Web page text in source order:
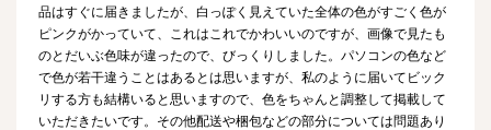
品はすぐに届きましたが、白っぽく見えていた全体の色がすごく色が
ピンクがかっていて、これはこれでかわいいのですが、画像で見たも
のとだいぶ色味が違ったので、びっくりしました。パソコンの色など
で色が若干違うことはあるとは思いますが、私のように届いてビック
リする方も結構いると思いますので、色をちゃんと調整して掲載して
いただきたいです。その他配送や梱包などの部分については問題あり